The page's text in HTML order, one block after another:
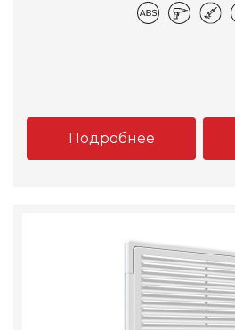
Подробнее